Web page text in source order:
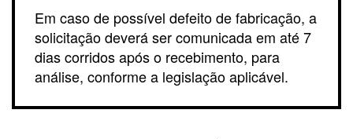
Em caso de possível defeito de fabricação, a
solicitação deverá ser comunicada em até 7
dias corridos após o recebimento, para
análise, conforme a legislação aplicável.